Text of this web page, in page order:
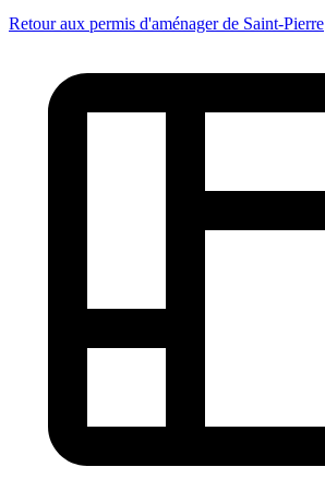
Retour aux permis d'aménager de Saint-Pierre